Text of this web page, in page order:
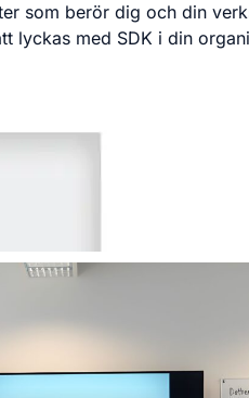
som berör dig och din
lyckas med SDK i din